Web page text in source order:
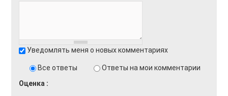
Уведомлять меня о новых комментариях
Все ответы
Ответы на мои комментарии
Оценка